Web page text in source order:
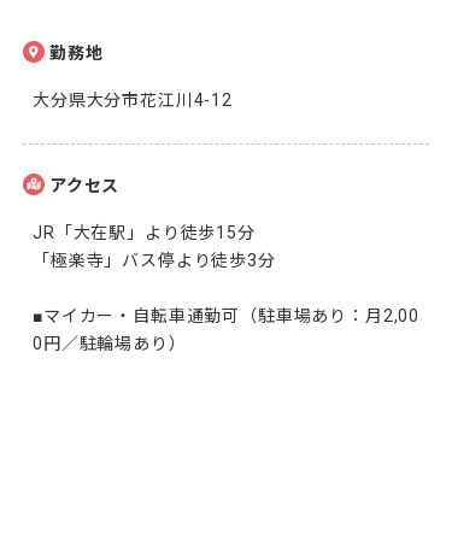
勤務地
大分県大分市花江川4-12
アクセス
JR「大在駅」より徒歩15分
「極楽寺」バス停より徒歩3分
■マイカー・自転車通勤可（駐車場あり：月2,00
0円／駐輪場あり）